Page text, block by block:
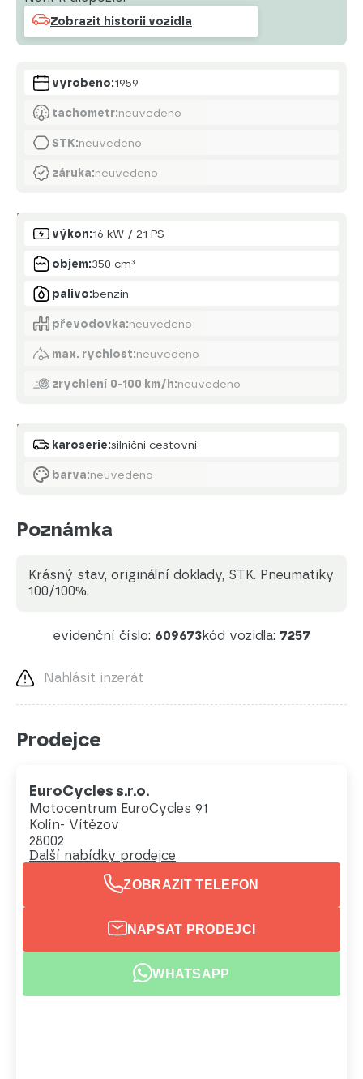
Zobrazit historii vozidla
vyrobeno:1959
tachometr:neuvedeno
STK:neuvedeno
záruka:neuvedeno
Motor
výkon:16 kW / 21 PS
objem:350 cm³
palivo:benzin
převodovka:neuvedeno
max. rychlost:neuvedeno
zrychlení 0-100 km/h:neuvedeno
Karoserie
karoserie:silniční cestovní
barva:neuvedeno
Poznámka
Krásný stav, originální doklady, STK. Pneumatiky
100/100%.
evidenční číslo: 609673kód vozidla: 7257
Nahlásit inzerát
Prodejce
EuroCycles s.r.o.
Motocentrum EuroCycles 91
Kolín- Vítězov
28002
Další nabídky prodejce
ZOBRAZIT TELEFON
NAPSAT PRODEJCI
WHATSAPP